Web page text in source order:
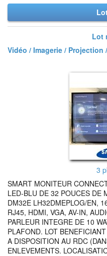
Lot
Vidéo / Imagerie / Projection
3
SMART MONITEUR
LED-BLU DE 32 POUCES DE
DM32E LH32DMEPLOG/EN,
RJ45, HDMI, VGA, AV-IN,
PARLEUR INTEGRE DE 10
PLAFOND. LOT
A DISPOSITION AU RDC
ENLEVEMENTS.